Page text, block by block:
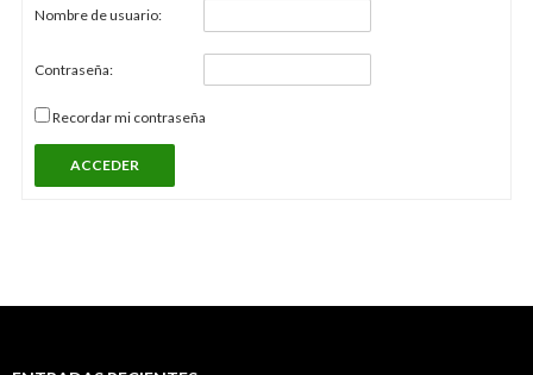
Nombre de usuario:
Contraseña:
Recordar mi contraseña
ACCEDER